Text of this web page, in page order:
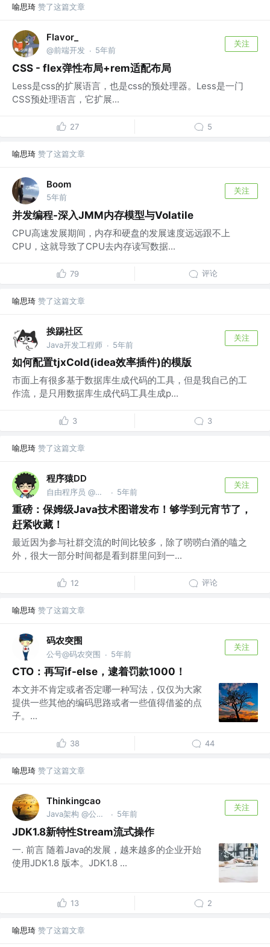
喻思琦 赞了这篇文章
Flavor_
@前端开发 · 5年前
关注
CSS - flex弹性布局+rem适配布局
Less是css的扩展语言，也是css的预处理器。Less是一门
CSS预处理语言，它扩展...
27 5
喻思琦 赞了这篇文章
Boom
5年前
关注
并发编程-深入JMM内存模型与Volatile
CPU高速发展期间，内存和硬盘的发展速度远远跟不上
CPU，这就导致了CPU去内存读写数据...
79 评论
喻思琦 赞了这篇文章
挨踢社区
Java开发工程师 · 5年前
关注
如何配置tjxCold(idea效率插件)的模版
市面上有很多基于数据库生成代码的工具，但是我自己的工
作流，是只用数据库生成代码工具生成p...
3 3
喻思琦 赞了这篇文章
程序猿DD
自由程序员 @公众号：程序猿DD · 5年前
关注
重磅：保姆级Java技术图谱发布！够学到元宵节了，
赶紧收藏！
最近因为参与社群交流的时间比较多，除了唠唠白酒的嗑之
外，很大一部分时间都是看到群里问到一...
12 评论
喻思琦 赞了这篇文章
码农突围
公号@码农突围 · 5年前
关注
CTO：再写if-else，逮着罚款1000！
本文并不肯定或者否定哪一种写法，仅仅为大家
提供一些其他的编码思路或者一些值得借鉴的点
子。...
38 44
喻思琦 赞了这篇文章
Thinkingcao
Java架构 @公众号：Thinking曹 @豌豆思维 · 5年前
关注
JDK1.8新特性Stream流式操作
一. 前言 随着Java的发展，越来越多的企业开始
使用JDK1.8 版本。JDK1.8 ...
13 2
喻思琦 赞了这篇文章